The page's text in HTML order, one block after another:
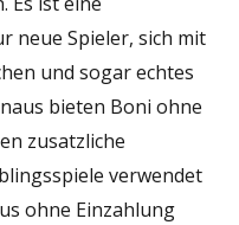
neue Spieler, sich mit
und sogar echtes
bieten Boni ohne
zusatzliche
verwendet
ohne Einzahlung